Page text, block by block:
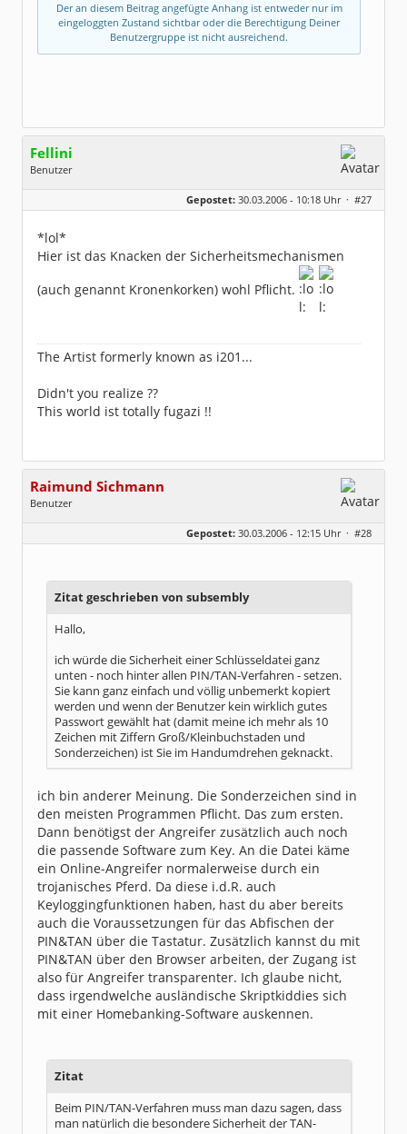
Der an diesem Beitrag angefügte Anhang ist entweder nur im
eingeloggten Zustand sichtbar oder die Berechtigung Deiner
Benutzergruppe ist nicht ausreichend.
Fellini
Benutzer
Geschlecht:
keine Angabe
Im wunderschönen Ahrtal
Beiträge:
2077
Gepostet: 30.03.2006 - 10:18 Uhr · #27
*lol*
Hier ist das Knacken der Sicherheitsmechanismen
(auch genannt Kronenkorken) wohl Pflicht.
The Artist formerly known as i201...
Didn't you realize ??
This world ist totally fugazi !!
Raimund Sichmann
Benutzer
Dabei seit:
08 / 2002
Gepostet: 30.03.2006 - 12:15 Uhr · #28
Zitat geschrieben von subsembly
Hallo,
ich würde die Sicherheit einer Schlüsseldatei ganz
unten - noch hinter allen PIN/TAN-Verfahren - setzen.
Sie kann ganz einfach und völlig unbemerkt kopiert
werden und wenn der Benutzer kein wirklich gutes
Passwort gewählt hat (damit meine ich mehr als 10
Zeichen mit Ziffern Groß/Kleinbuchstaden und
Sonderzeichen) ist Sie im Handumdrehen geknackt.
ich bin anderer Meinung. Die Sonderzeichen sind in
den meisten Programmen Pflicht. Das zum ersten.
Dann benötigst der Angreifer zusätzlich auch noch
die passende Software zum Key. An die Datei käme
ein Online-Angreifer normalerweise durch ein
trojanisches Pferd. Da diese i.d.R. auch
Keyloggingfunktionen haben, hast du aber bereits
auch die Voraussetzungen für das Abfischen der
PIN&TAN über die Tastatur. Zusätzlich kannst du mit
PIN&TAN über den Browser arbeiten, der Zugang ist
also für Angreifer transparenter. Ich glaube nicht,
dass irgendwelche ausländische Skriptkiddies sich
mit einer Homebanking-Software auskennen.
Zitat
Beim PIN/TAN-Verfahren muss man dazu sagen, dass
man natürlich die besondere Sicherheit der TAN-